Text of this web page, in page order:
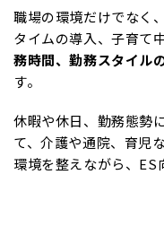
職場の環境だけでなく
タイムの導入、子育て
務時間、勤務スタイル
す。
休暇や休日、勤務態勢
て、介護や通院、育児
環境を整えながら、ES